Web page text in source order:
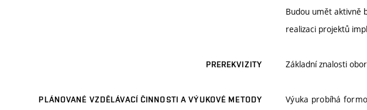
Budou umět aktivně
realizaci projektů
PREREKVIZITY Základní znalosti
PLÁNOVANÉ VZDĚLÁVACÍ ČINNOSTI A VÝUKOVÉ METODY
Výuka probíhá